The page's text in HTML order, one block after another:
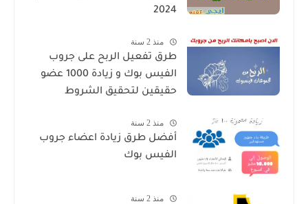
2024
منذ 2 سنة
طرق تفعيل الربح على جروب
الفيس بوك و زيادة 1000 عضو
حقيقين لتحقيق الشروط
منذ 2 سنة
أفضل طرق زيادة اعضاء جروب
الفيس بوك
منذ 2 سنة